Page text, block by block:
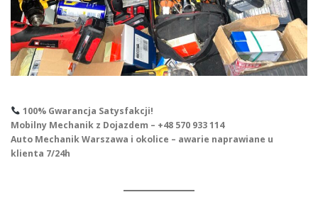
100% Gwarancja Satysfakcji!
Mobilny Mechanik z Dojazdem – +48 570 933 114
Auto Mechanik Warszawa i okolice – awarie naprawiane u
klienta 7/24h